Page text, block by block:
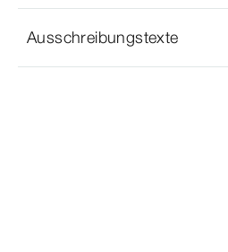
Ausschreibungstexte